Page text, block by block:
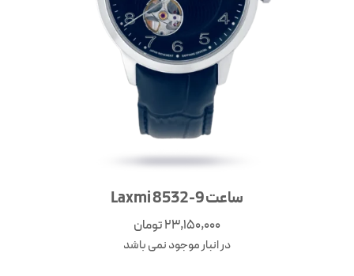
ساعت Laxmi 8532-9
23,150,000تومان
در انبار موجود نمی باشد